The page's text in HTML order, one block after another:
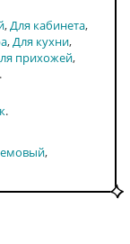
Для кабинета
Для кухни
прихожей